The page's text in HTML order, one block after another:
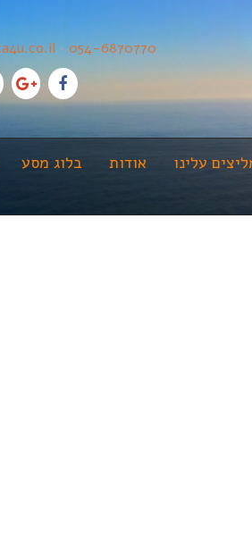
054-6870770
•
עלינו אודות בלוג מסע